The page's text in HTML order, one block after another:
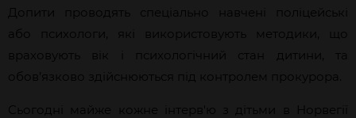
Допити проводять спеціально навчені поліцейські
або психологи, які використовують методики, що
враховують вік і психологічний стан дитини, та
обов’язково здійснюються під контролем прокурора.
Сьогодні майже кожне інтерв'ю з дітьми в Норвегії